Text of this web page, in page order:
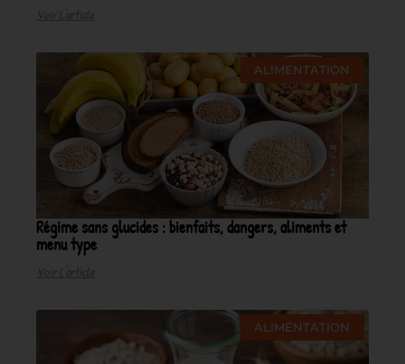
Voir L'article
ALIMENTATION
Régime sans glucides : bienfaits, dangers, aliments et
menu type
Voir L'article
ALIMENTATION